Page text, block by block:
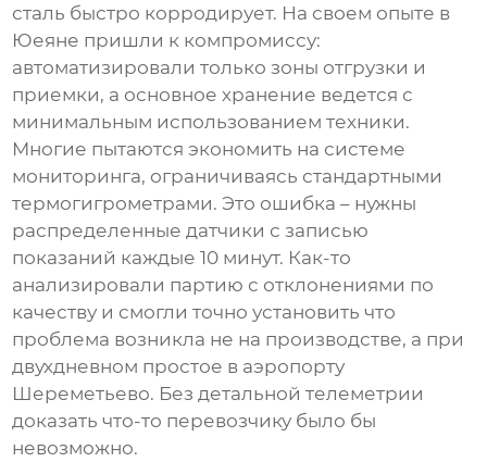
сталь быстро корродирует. На своем опыте в
Юеяне пришли к компромиссу:
автоматизировали только зоны отгрузки и
приемки, а основное хранение ведется с
минимальным использованием техники.
Многие пытаются экономить на системе
мониторинга, ограничиваясь стандартными
термогигрометрами. Это ошибка – нужны
распределенные датчики с записью
показаний каждые 10 минут. Как-то
анализировали партию с отклонениями по
качеству и смогли точно установить что
проблема возникла не на производстве, а при
двухдневном простое в аэропорту
Шереметьево. Без детальной телеметрии
доказать что-то перевозчику было бы
невозможно.